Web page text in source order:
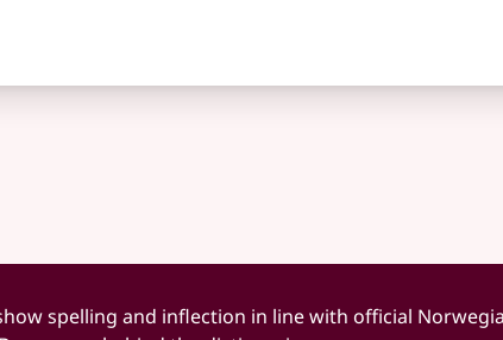
spelling and inflection in line with official